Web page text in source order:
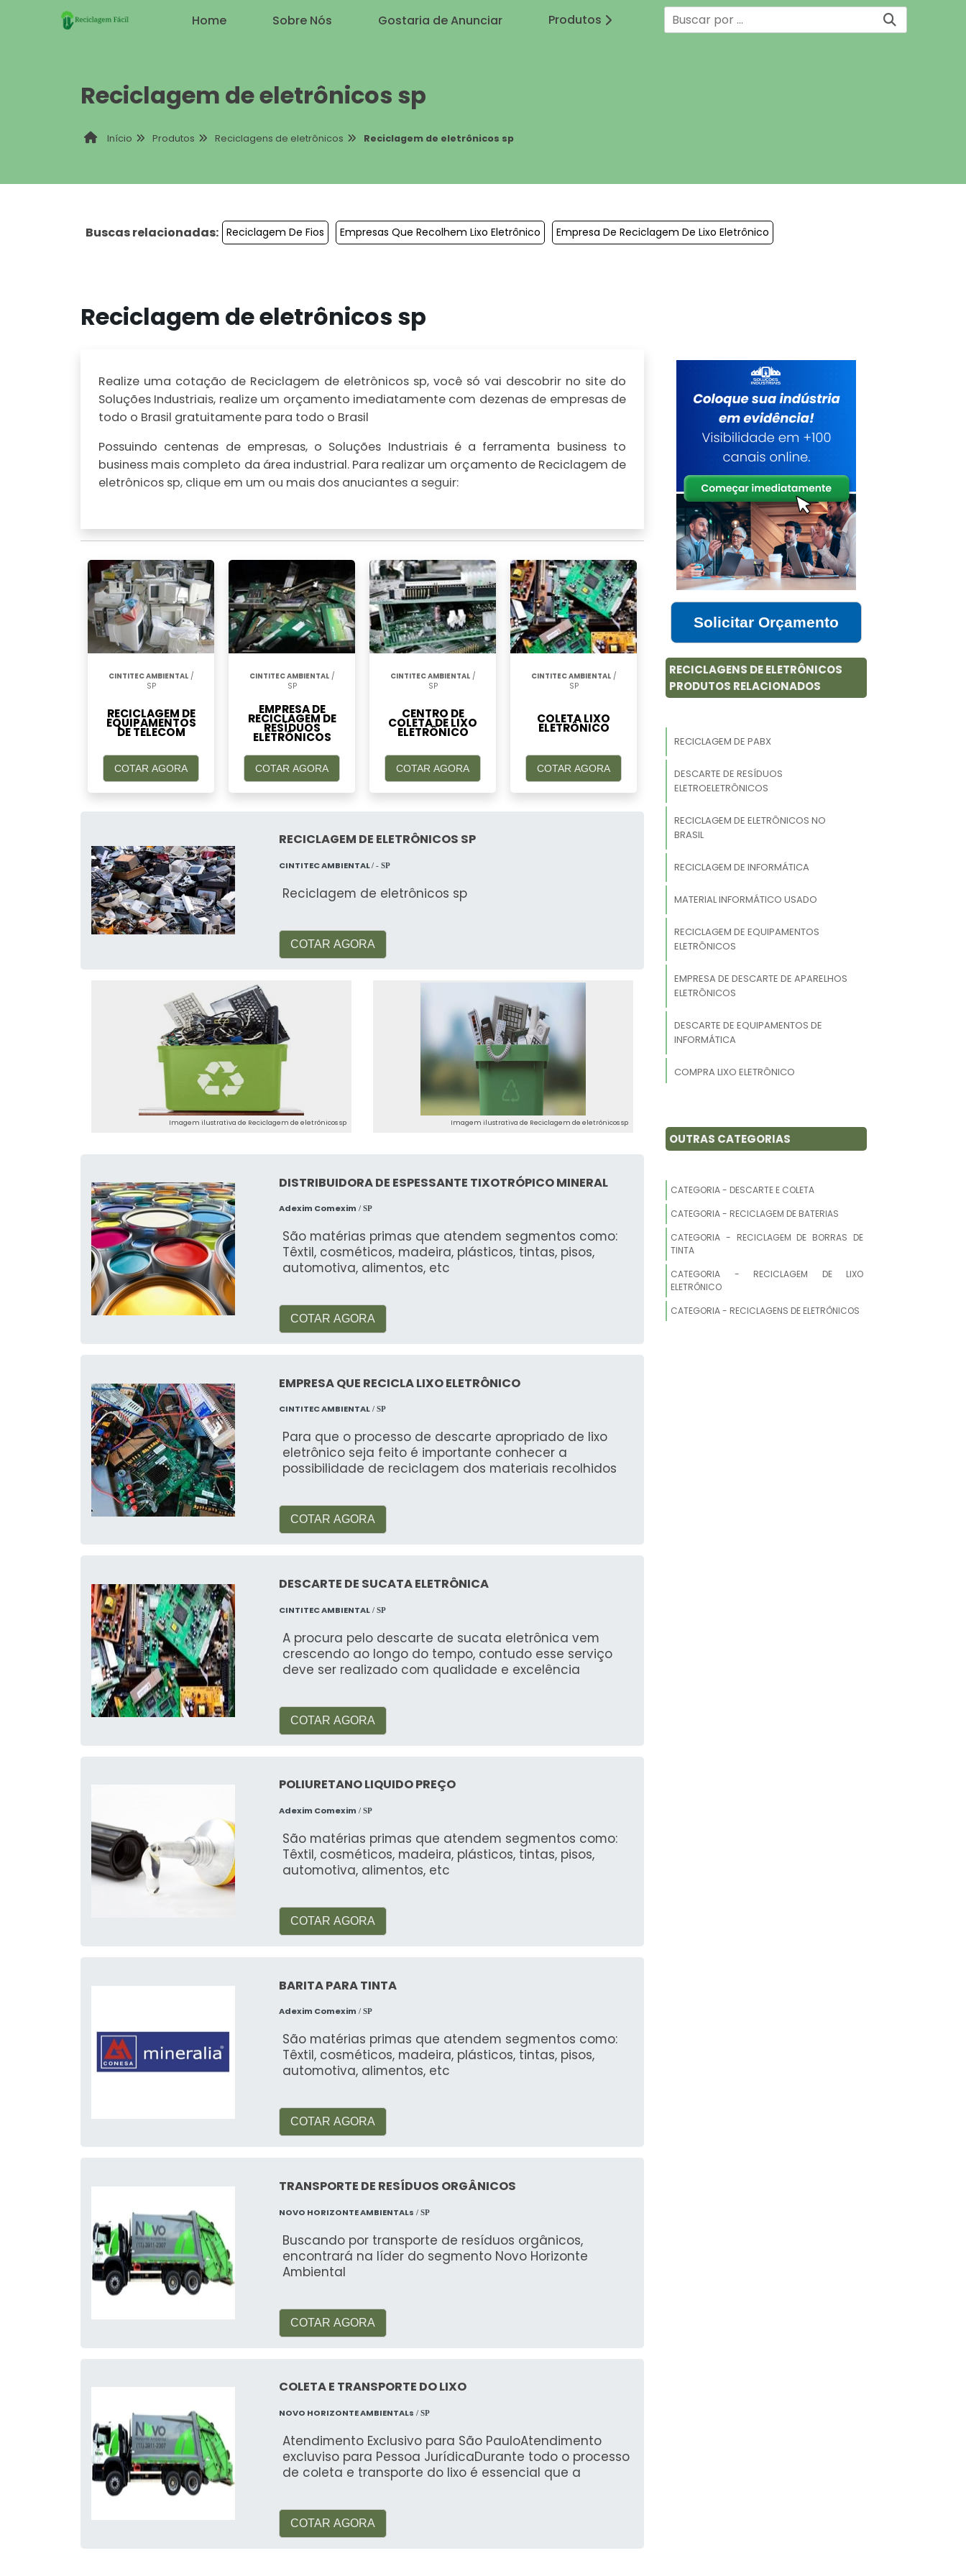
Home Sobre Nós Gostaria de Anunciar Produtos
Reciclagem de eletrônicos sp
Início Produtos Reciclagens de eletrônicos Reciclagem de eletrônicos sp
Buscas relacionadas: Reciclagem De Fios Empresas Que Recolhem Lixo Eletrônico Empresa De Reciclagem De Lixo Eletrônico
Reciclagem de eletrônicos sp
Realize uma cotação de Reciclagem de eletrônicos sp, você só vai descobrir no site do
Soluções Industriais, realize um orçamento imediatamente com dezenas de empresas de
todo o Brasil gratuitamente para todo o Brasil
Possuindo centenas de empresas, o Soluções Industriais é a ferramenta business to
business mais completo da área industrial. Para realizar um orçamento de Reciclagem de
eletrônicos sp, clique em um ou mais dos anuciantes a seguir:
CINTITEC AMBIENTAL/
SP
RECICLAGEM DE
EQUIPAMENTOS
DE TELECOM
COTAR AGORA
CINTITEC AMBIENTAL/
SP
EMPRESA DE
RECICLAGEM DE
RESÍDUOS
ELETRÔNICOS
COTAR AGORA
CINTITEC AMBIENTAL/
SP
CENTRO DE
COLETA DE LIXO
ELETRÔNICO
COTAR AGORA
CINTITEC AMBIENTAL/
SP
COLETA LIXO
ELETRÔNICO
COTAR AGORA
RECICLAGEM DE ELETRÔNICOS SP
CINTITEC AMBIENTAL/ - SP
Reciclagem de eletrônicos sp
COTAR AGORA
Imagem ilustrativa de Reciclagem de eletrônicos sp Imagem ilustrativa de Reciclagem de eletrônicos sp
DISTRIBUIDORA DE ESPESSANTE TIXOTRÓPICO MINERAL
Adexim Comexim / SP
São matérias primas que atendem segmentos como:
Têxtil, cosméticos, madeira, plásticos, tintas, pisos,
automotiva, alimentos, etc
COTAR AGORA
EMPRESA QUE RECICLA LIXO ELETRÔNICO
CINTITEC AMBIENTAL / SP
Para que o processo de descarte apropriado de lixo
eletrônico seja feito é importante conhecer a
possibilidade de reciclagem dos materiais recolhidos
COTAR AGORA
DESCARTE DE SUCATA ELETRÔNICA
CINTITEC AMBIENTAL / SP
A procura pelo descarte de sucata eletrônica vem
crescendo ao longo do tempo, contudo esse serviço
deve ser realizado com qualidade e excelência
COTAR AGORA
POLIURETANO LIQUIDO PREÇO
Adexim Comexim / SP
São matérias primas que atendem segmentos como:
Têxtil, cosméticos, madeira, plásticos, tintas, pisos,
automotiva, alimentos, etc
COTAR AGORA
BARITA PARA TINTA
Adexim Comexim / SP
São matérias primas que atendem segmentos como:
Têxtil, cosméticos, madeira, plásticos, tintas, pisos,
automotiva, alimentos, etc
COTAR AGORA
TRANSPORTE DE RESÍDUOS ORGÂNICOS
NOVO HORIZONTE AMBIENTALs / SP
Buscando por transporte de resíduos orgânicos,
encontrará na líder do segmento Novo Horizonte
Ambiental
COTAR AGORA
COLETA E TRANSPORTE DO LIXO
NOVO HORIZONTE AMBIENTALs / SP
Atendimento Exclusivo para São PauloAtendimento
excluviso para Pessoa JurídicaDurante todo o processo
de coleta e transporte do lixo é essencial que a
COTAR AGORA
Solicitar Orçamento
RECICLAGENS DE ELETRÔNICOS
PRODUTOS RELACIONADOS
RECICLAGEM DE PABX
DESCARTE DE RESÍDUOS
ELETROELETRÔNICOS
RECICLAGEM DE ELETRÔNICOS NO
BRASIL
RECICLAGEM DE INFORMÁTICA
MATERIAL INFORMÁTICO USADO
RECICLAGEM DE EQUIPAMENTOS
ELETRÔNICOS
EMPRESA DE DESCARTE DE APARELHOS
ELETRÔNICOS
DESCARTE DE EQUIPAMENTOS DE
INFORMÁTICA
COMPRA LIXO ELETRÔNICO
RECICLAGEM ELETRO ELETRÔNICOS
EMPRESA ESPECIALIZADAS EM
TECNOLÓGICOS
EMPRESA QUE COMPRA LIXO
ELETRÔNICO
OUTRAS CATEGORIAS
CATEGORIA - DESCARTE E COLETA
CATEGORIA - RECICLAGEM DE BATERIAS
CATEGORIA - RECICLAGEM DE BORRAS DE
TINTA
CATEGORIA - RECICLAGEM DE LIXO
ELETRÔNICO
CATEGORIA - RECICLAGENS DE ELETRÔNICOS